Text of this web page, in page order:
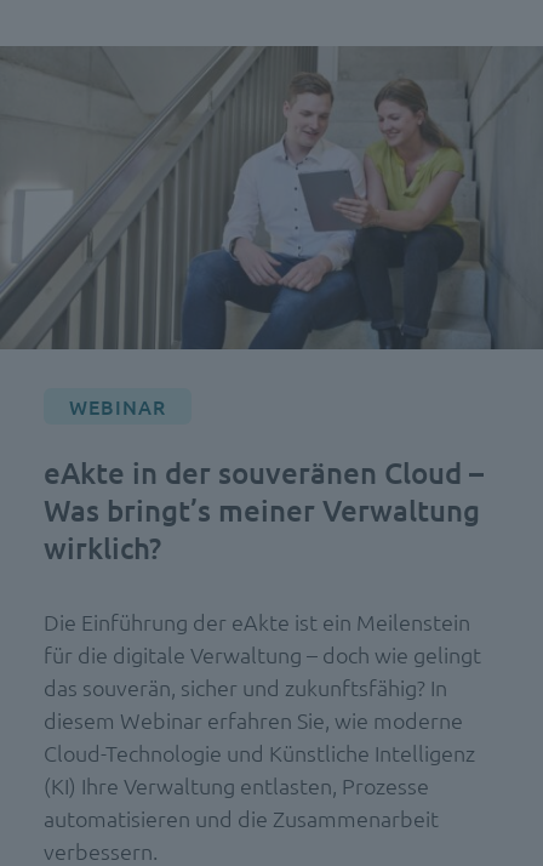
WEBINAR
eAkte in der souveränen Cloud –
Was bringt’s meiner Verwaltung
wirklich?
Die Einführung der eAkte ist ein Meilenstein
für die digitale Verwaltung – doch wie gelingt
das souverän, sicher und zukunftsfähig? In
diesem Webinar erfahren Sie, wie moderne
Cloud-Technologie und Künstliche Intelligenz
(KI) Ihre Verwaltung entlasten, Prozesse
automatisieren und die Zusammenarbeit
verbessern.